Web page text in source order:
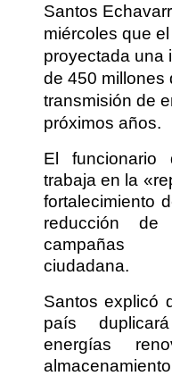
Santos
miércoles que
proyectada una
de 450 millones
transmisión de
próximos años.
El funcionario
trabaja en la
fortalecimiento
reducción
campañas
ciudadana.
Santos explicó
país
energías